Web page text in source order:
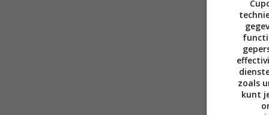
zoals
kunt